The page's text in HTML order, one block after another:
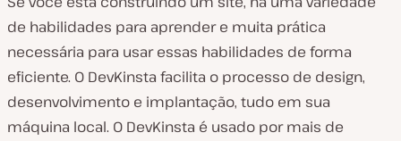
de habilidades para aprender e muita prática
necessária para usar essas habilidades de forma
eficiente. O DevKinsta facilita o processo de design,
desenvolvimento e implantação, tudo em sua
máquina local. O DevKinsta é usado por mais de